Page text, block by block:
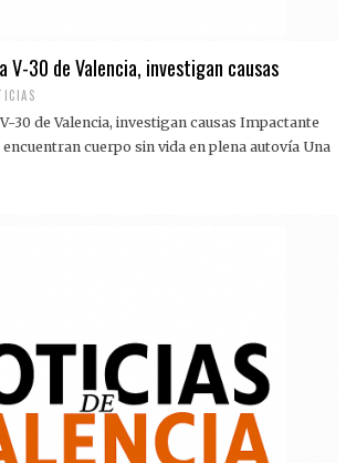
V-30 de Valencia, investigan causas
30 de Valencia, investigan causas Impactante
cuerpo sin vida en plena autovía Una